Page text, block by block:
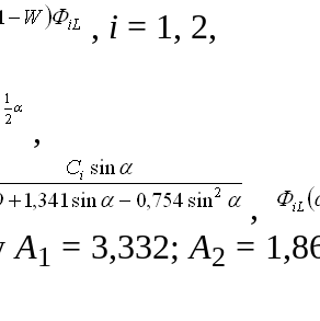
, i = 1, 2,
,
,
A1 = 3,332;A2 =